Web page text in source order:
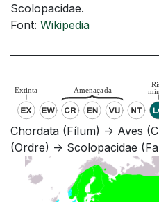
Scolopacidae.
Font: Wikipedia
Chordata (Fílum) -> Aves
(Ordre) -> Scolopacidae